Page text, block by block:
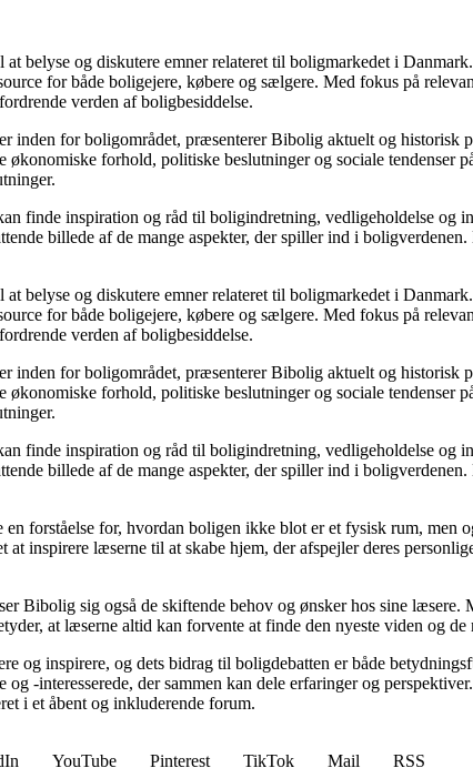
belyse og diskutere emner relateret til boligmarkedet i
for både boligejere, købere og sælgere. Med fokus på
verden af boligbesiddelse.
inden for boligområdet, præsenterer Bibolig aktuelt og
økonomiske forhold, politiske beslutninger og sociale
finde inspiration og råd til boligindretning, vedligeholdelse
billede af de mange aspekter, der spiller ind i
belyse og diskutere emner relateret til boligmarkedet i
for både boligejere, købere og sælgere. Med fokus på
verden af boligbesiddelse.
inden for boligområdet, præsenterer Bibolig aktuelt og
økonomiske forhold, politiske beslutninger og sociale
finde inspiration og råd til boligindretning, vedligeholdelse
billede af de mange aspekter, der spiller ind i
forståelse for, hvordan boligen ikke blot er et fysisk rum,
at inspirere læserne til at skabe hjem, der afspejler deres
Bibolig sig også de skiftende behov og ønsker hos sine
at læserne altid kan forvente at finde den nyeste viden og
og inspirere, og dets bidrag til boligdebatten er både
-interesserede, der sammen kan dele erfaringer og
i et åbent og inkluderende forum.
YouTube Pinterest TikTok Mail RSS